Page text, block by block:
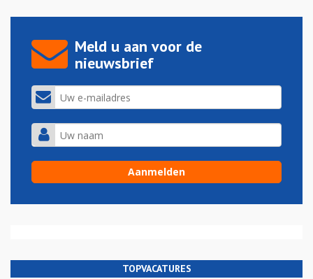
Meld u aan voor de
nieuwsbrief
TOPVACATURES